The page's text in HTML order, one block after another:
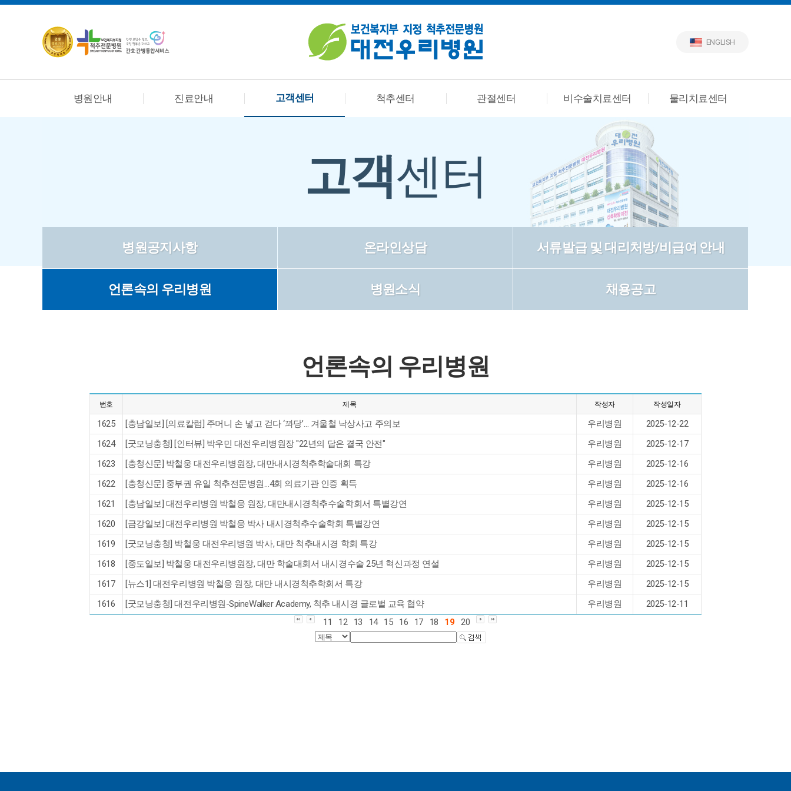
ENGLISH
병원안내 진료안내 고객센터 척추센터 관절센터 비수술치료센터 물리치료센터
고객센터
병원공지사항 온라인상담 서류발급 및 대리처방/비급여 안내
언론속의 우리병원 병원소식 채용공고
언론속의 우리병원
번호 제목 작성자 작성일자
1625 [충남일보] [의료칼럼] 주머니 손 넣고 걷다 ‘꽈당’… 겨울철 낙상사고 주의보 우리병원
2025-12-22
1624
[굿모닝충청] [인터뷰] 박우민 대전우리병원장 "22년의 답은 결국 안전" 우리병원
2025-12-17
1623
[충청신문] 박철웅 대전우리병원장, 대만내시경척추학술대회 특강 우리병원
2025-12-16
1622
[충청신문] 중부권 유일 척추전문병원…4회 의료기관 인증 획득 우리병원
2025-12-16
1621
[충남일보] 대전우리병원 박철웅 원장, 대만내시경척추수술학회서 특별강연 우리병원
2025-12-15
1620
[금강일보] 대전우리병원 박철웅 박사 내시경척추수술학회 특별강연 우리병원
2025-12-15
1619
[굿모닝충청] 박철웅 대전우리병원 박사, 대만 척추내시경 학회 특강 우리병원
2025-12-15
1618
[중도일보] 박철웅 대전우리병원장, 대만 학술대회서 내시경수술 25년 혁신과정 연설 우리병원
2025-12-15
1617
[뉴스1] 대전우리병원 박철웅 원장, 대만 내시경척추학회서 특강 우리병원
2025-12-15
1616
[굿모닝충청] 대전우리병원-SpineWalker Academy, 척추 내시경 글로벌 교육 협약 우리병원
2025-12-11
11
12 13 14 15 16 17 18 19 20